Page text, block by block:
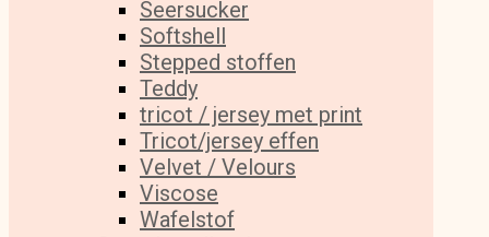
Seersucker
Softshell
Stepped stoffen
Teddy
tricot / jersey met print
Tricot/jersey effen
Velvet / Velours
Viscose
Wafelstof